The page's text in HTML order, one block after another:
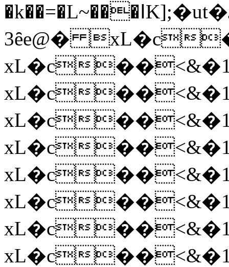
�k��=�L~���ߊK];�ut�J����ɣ�%�[�?
3ȇe@� xL�c
xL�c
xL�c
xL�c
xL�c
xL�c
xL�c
xL�c
xL�c